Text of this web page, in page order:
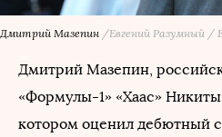
Дмитрий Мазепин /Евгений Разумный /
Дмитрий Мазепин,
«Формулы-1» «Хаас»
котором оценил дебютный